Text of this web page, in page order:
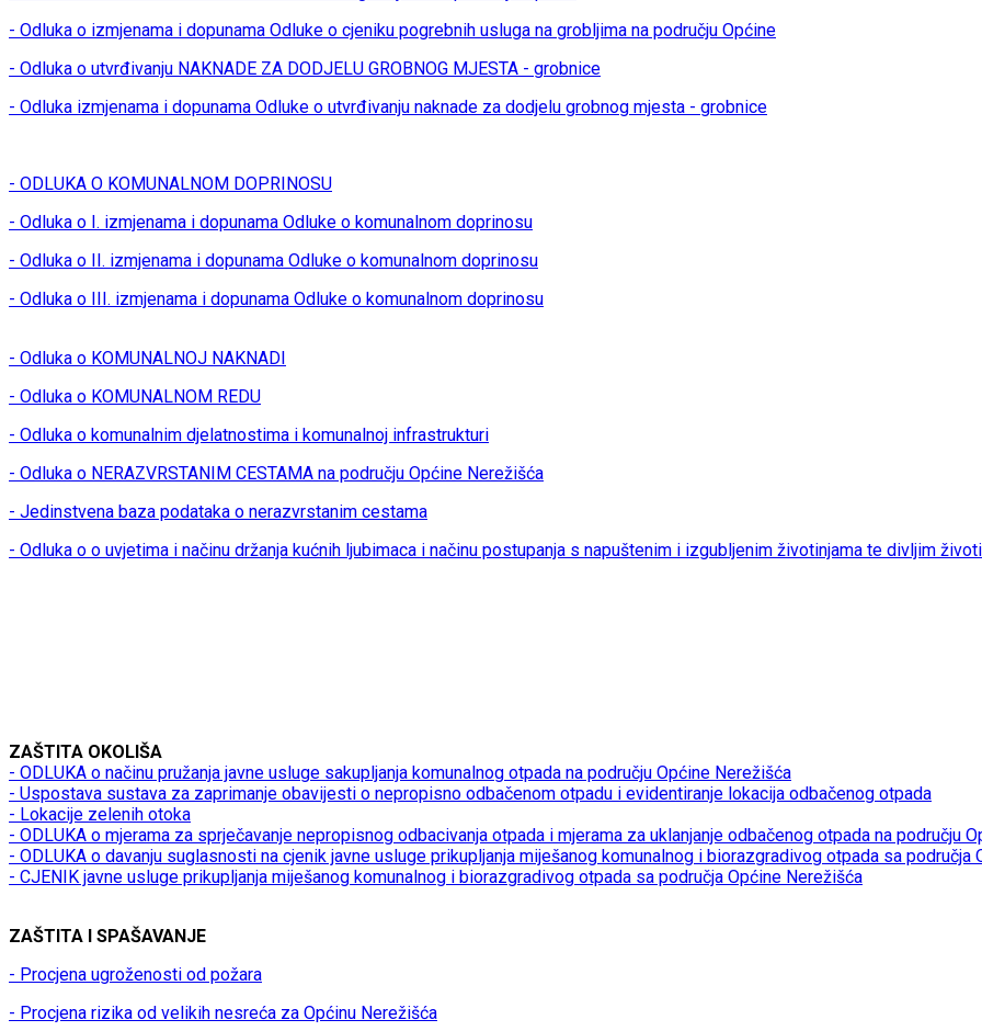
- Odluka o izmjenama i dopunama Odluke o cjeniku pogrebnih usluga na grobljima na području Općine
- Odluka o utvrđivanju NAKNADE ZA DODJELU GROBNOG MJESTA - grobnice
- Odluka izmjenama i dopunama Odluke o utvrđivanju naknade za dodjelu grobnog mjesta - grobnice
- ODLUKA O KOMUNALNOM DOPRINOSU
- Odluka o I. izmjenama i dopunama Odluke o komunalnom doprinosu
- Odluka o II. izmjenama i dopunama Odluke o komunalnom doprinosu
- Odluka o III. izmjenama i dopunama Odluke o komunalnom doprinosu
- Odluka o KOMUNALNOJ NAKNADI
- Odluka o KOMUNALNOM REDU
- Odluka o komunalnim djelatnostima i komunalnoj infrastrukturi
- Odluka o NERAZVRSTANIM CESTAMA na području Općine Nerežišća
- Jedinstvena baza podataka o nerazvrstanim cestama
- Odluka o o uvjetima i načinu držanja kućnih ljubimaca i načinu postupanja s napuštenim i izgubljenim životinjama te divljim
ZAŠTITA OKOLIŠA
- ODLUKA o načinu pružanja javne usluge sakupljanja komunalnog otpada na području Općine Nerežišća
- Uspostava sustava za zaprimanje obavijesti o nepropisno odbačenom otpadu i evidentiranje lokacija odbačenog otpada
- Lokacije zelenih otoka
- ODLUKA o mjerama za sprječavanje nepropisnog odbacivanja otpada i mjerama za uklanjanje odbačenog otpada na području
- ODLUKA o davanju suglasnosti na cjenik javne usluge prikupljanja miješanog komunalnog i biorazgradivog otpada sa područja
- CJENIK javne usluge prikupljanja miješanog komunalnog i biorazgradivog otpada sa područja Općine Nerežišća
ZAŠTITA I SPAŠAVANJE
- Procjena ugroženosti od požara
- Procjena rizika od velikih nesreća za Općinu Nerežišća